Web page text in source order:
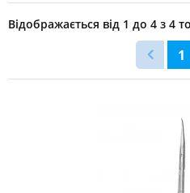
кутикули
Відображається від 1 до 4 з 4
1